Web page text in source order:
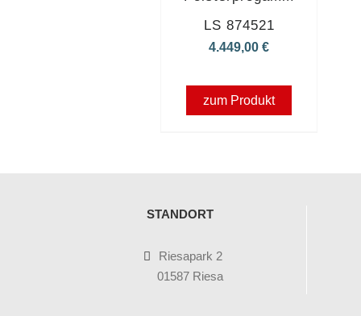
LS 874521
4.449,00€
zum Produkt
STANDORT
Riesapark 2
01587 Riesa